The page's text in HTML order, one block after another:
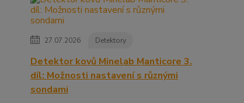
27.07.2026 Detektory
Detektor kovů Minelab Manticore 3.
díl: Možnosti nastavení s různými
sondami